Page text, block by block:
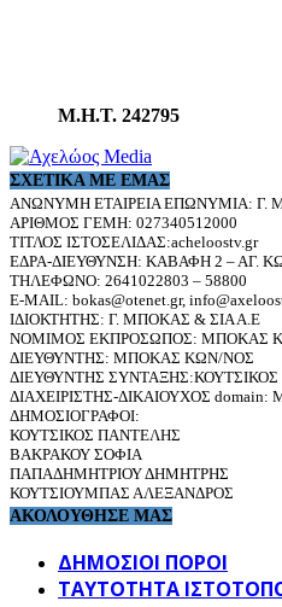
Μ.Η.Τ. 242795
ΣΧΕΤΙΚΆ ΜΕ ΕΜΆΣ
ΑΝΩΝΥΜΗ ΕΤΑΙΡΕΙΑ ΕΠΩΝΥΜΙΑ: Γ.
ΑΡΙΘΜΟΣ ΓΕΜΗ: 027340512000
ΤΙΤΛΟΣ ΙΣΤΟΣΕΛΙΔΑΣ:acheloostv.gr
ΕΔΡΑ-ΔΙΕΥΘΥΝΣΗ: ΚΑΒΑΦΗ 2 – ΑΓ.
ΤΗΛΕΦΩΝΟ: 2641022803 – 58800
E-MAIL: bokas@otenet.gr,
ΙΔΙΟΚΤΗΤΗΣ: Γ. ΜΠΟΚΑΣ & ΣΙΑ Α.Ε
ΝΟΜΙΜΟΣ ΕΚΠΡΟΣΩΠΟΣ: ΜΠΟΚΑΣ
ΔΙΕΥΘΥΝΤΗΣ: ΜΠΟΚΑΣ ΚΩΝ/ΝΟΣ
ΔΙΕΥΘΥΝΤΗΣ
ΔΙΑΧΕΙΡΙΣΤΗΣ-ΔΙΚΑΙΟΥΧΟΣ
ΔΗΜΟΣΙΟΓΡΑΦΟΙ:
ΚΟΥΤΣΙΚΟΣ ΠΑΝΤΕΛΗΣ
ΒΑΚΡΑΚΟΥ ΣΟΦΙΑ
ΠΑΠΑΔΗΜΗΤΡΙΟΥ ΔΗΜΗΤΡΗΣ
ΚΟΥΤΣΙΟΥΜΠΑΣ ΑΛΕΞΑΝΔΡΟΣ
ΑΚΟΛΟΥΘΗΣΕ ΜΑΣ
ΔΗΜΟΣΙΟΙ ΠΟΡΟΙ
ΤΑΥΤΌΤΗΤΑ